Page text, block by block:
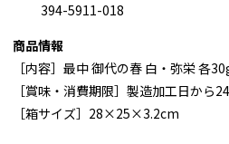
394-5911-018
商品情報
［内容］最中 御代の春 白・弥栄 各
［賞味・消費期限］製造加工日から
［箱サイズ］28×25×3.2cm